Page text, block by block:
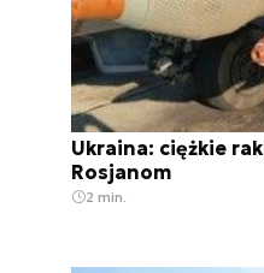
Ukraina: ciężkie
Rosjanom
2 min.